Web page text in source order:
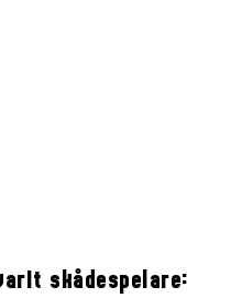
skådespelare: